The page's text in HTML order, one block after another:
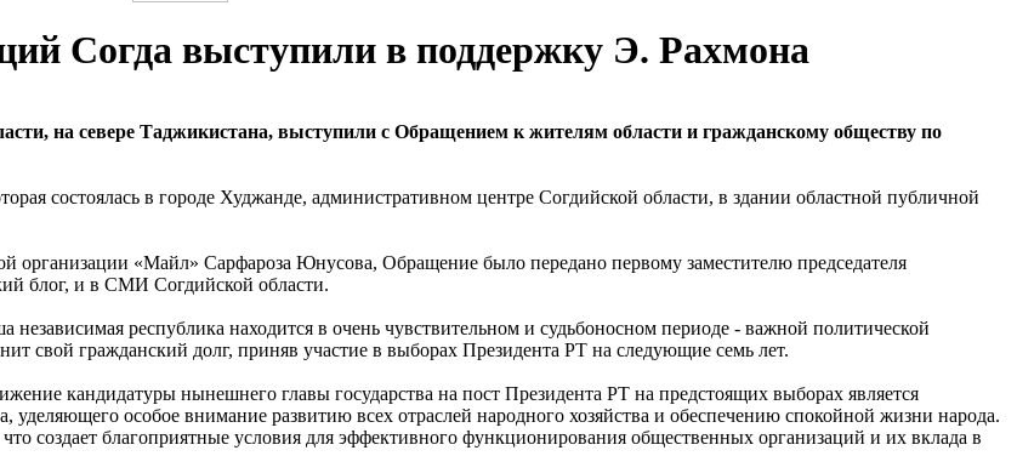
Согда выступили в поддержку Э. Рахмона
на севере Таджикистана, выступили с Обращением к жителям области и гражданскому обществу по
состоялась в городе Худжанде, административном центре Согдийской области, в здании областной публичной
организации «Майл» Сарфароза Юнусова, Обращение было передано первому заместителю председателя
блог, и в СМИ Согдийской области.
республика находится в очень чувствительном и судьбоносном периоде - важной политической
свой гражданский долг, приняв участие в выборах Президента РТ на следующие семь лет.
кандидатуры нынешнего главы государства на пост Президента РТ на предстоящих выборах является
особое внимание развитию всех отраслей народного хозяйства и обеспечению спокойной жизни народа.
создает благоприятные условия для эффективного функционирования общественных организаций и их вклада в